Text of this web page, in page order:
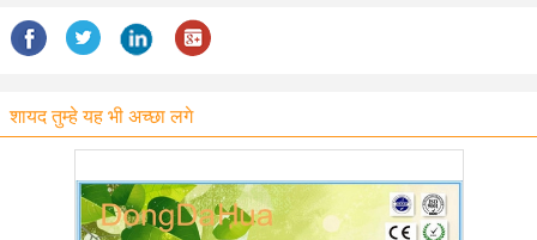
शायद तुम्हे यह भी अच्छा लगे